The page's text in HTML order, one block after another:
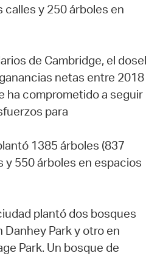
calles y 250 árboles en
de Cambridge, el dosel
netas entre 2018
ha comprometido a seguir
para
1385 árboles (837
y 550 árboles en espacios
plantó dos bosques
Danhey Park y otro en
Park. Un bosque de